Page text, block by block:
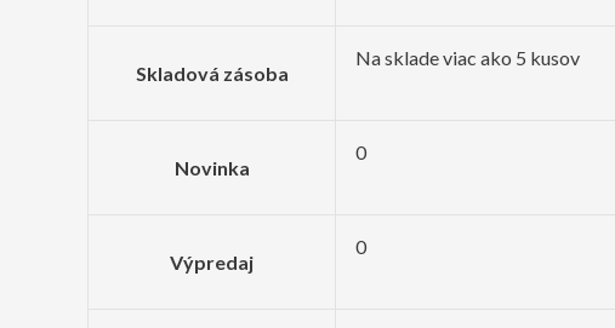
Skladová zásoba
Na sklade viac ako 5 kusov
Novinka
0
Výpredaj
0